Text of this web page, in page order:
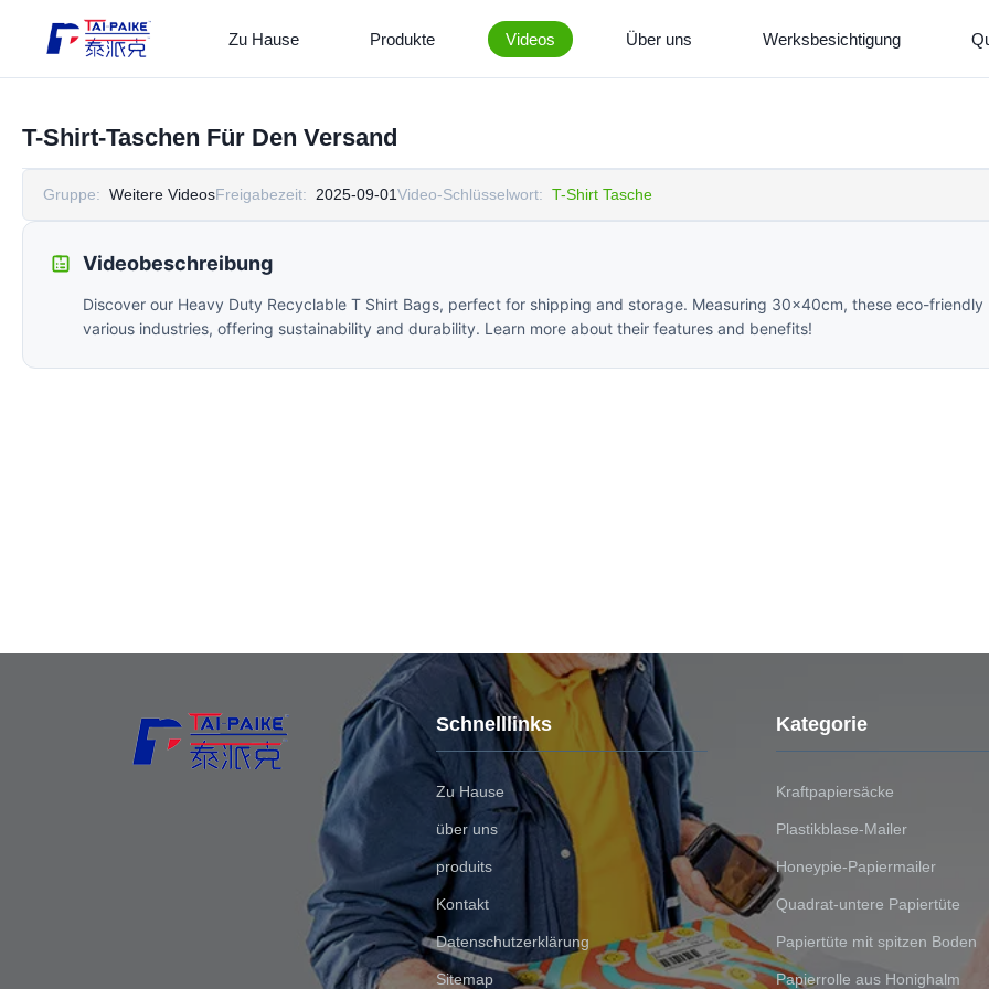
Zu Hause Produkte Videos Über uns Werksbesichtigung
T-Shirt-Taschen Für Den Versand
Gruppe: Weitere VideosFreigabezeit: 2025-09-01Video-Schlüsselwort: T-Shirt Tasche
Videobeschreibung
Discover our Heavy Duty Recyclable T Shirt Bags, perfect for shipping and storage. Measuring 30x40cm, these eco-
various industries, offering sustainability and durability. Learn more about their features and benefits!
Schnelllinks
Zu Hause
über uns
produits
Kontakt
Datenschutzerklärung
Sitemap
Kategorie
Kraftpapiersäcke
Plastikblase-Mailer
Honeypie-Papiermailer
Quadrat-untere Papiertüte
Papiertüte mit spitzen Boden
Papierrolle aus Honighalm